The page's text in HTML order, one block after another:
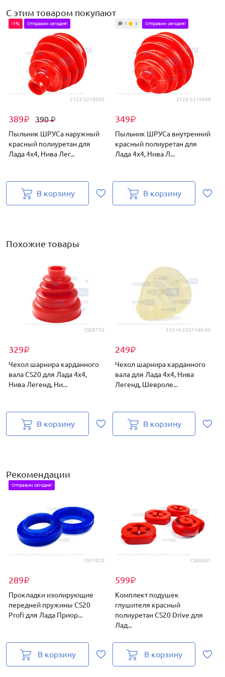
С этим товаром покупают
2123-2215030
389₽ 390₽
-1% Отправим сегодня!
Пыльник ШРУСа наружный
красный полиуретан для
Лада 4х4, Нива Лег...
В корзину
2123-2215068
349₽
1 5 Отправим сегодня!
Пыльник ШРУСа внутренний
красный полиуретан для
Лада 4х4, Нива Л...
В корзину
Похожие товары
CS09750
329₽
Чехол шарнира карданного
вала CS20 для Лада 4х4,
Нива Легенд, Ни...
В корзину
21214-2201168-00
249₽
Чехол шарнира карданного
вала для Лада 4х4, Нива
Легенд, Шевроле...
В корзину
Рекомендации
CS11620
289₽
Отправим сегодня!
Прокладки изолирующие
передней пружины CS20
Profi для Лада Приор...
В корзину
CS06381
599₽
Комплект подушек
глушителя красный
полиуретан CS20 Drive для
Лад...
В корзину